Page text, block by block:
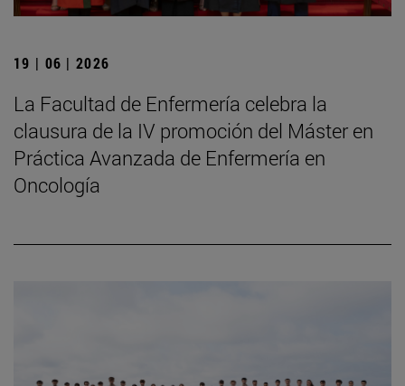
19 | 06 | 2026
La Facultad de Enfermería celebra la
clausura de la IV promoción del Máster en
Práctica Avanzada de Enfermería en
Oncología